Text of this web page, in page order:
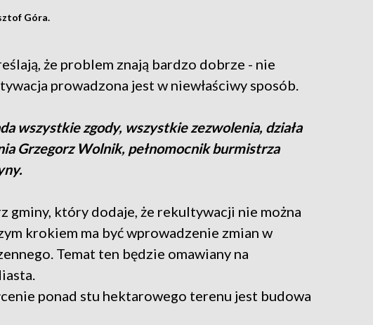
Góra.
że problem znają bardzo dobrze - nie
prowadzona jest w niewłaściwy sposób.
wszystkie zgody, wszystkie zezwolenia, działa
Grzegorz Wolnik, pełnomocnik burmistrza
gminy, który dodaje, że rekultywacji nie można
krokiem ma być wprowadzenie zmian w
Temat ten będzie omawiany na
ponad stu hektarowego terenu jest budowa